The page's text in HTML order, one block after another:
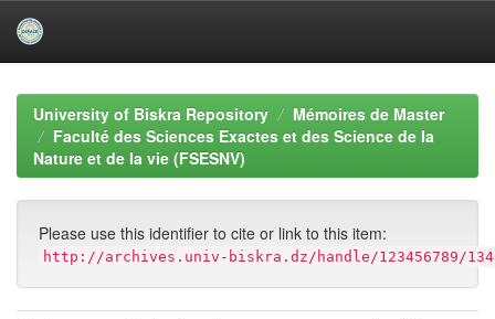
navigationUniversity of Biskra Repository
Mémoires de Master
Faculté des Sciences Exactes et des Science de la
Nature et de la vie (FSESNV)
Please use this identifier to cite or link to this item:
http://archives.univ-biskra.dz/handle/123456789/